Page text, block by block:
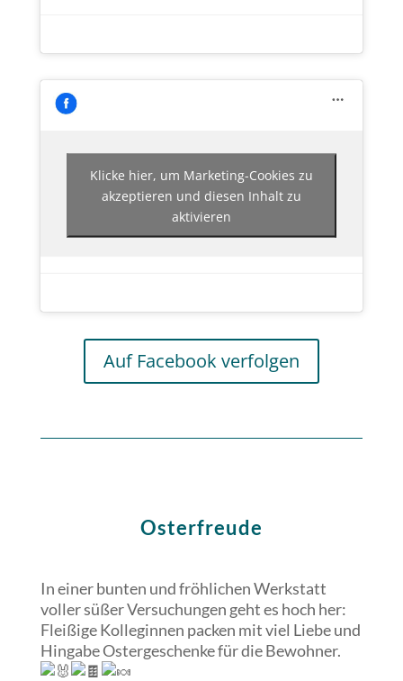
Klicke hier, um Marketing-Cookies zu
akzeptieren und diesen Inhalt zu
aktivieren
Auf Facebook verfolgen
Osterfreude
In einer bunten und fröhlichen Werkstatt
voller süßer Versuchungen geht es hoch her:
Fleißige Kolleginnen packen mit viel Liebe und
Hingabe Ostergeschenke für dieBewohner.